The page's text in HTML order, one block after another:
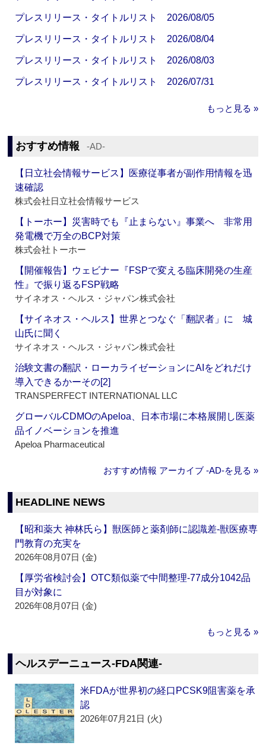
プレスリリース・タイトルリスト 2026/08/05
プレスリリース・タイトルリスト 2026/08/04
プレスリリース・タイトルリスト 2026/08/03
プレスリリース・タイトルリスト 2026/07/31
もっと見る »
おすすめ情報 ‐AD‐
【日立社会情報サービス】医療従事者が副作用情報を迅
速確認
株式会社日立社会情報サービス
【トーホー】災害時でも『止まらない』事業へ 非常用
発電機で万全のBCP対策
株式会社トーホー
【開催報告】ウェビナー『FSPで変える臨床開発の生産
性』で振り返るFSP戦略
サイネオス・ヘルス・ジャパン株式会社
【サイネオス・ヘルス】世界とつなぐ「翻訳者」に 城
山氏に聞く
サイネオス・ヘルス・ジャパン株式会社
治験文書の翻訳・ローカライゼーションにAIをどれだけ
導入できるかーその[2]
TRANSPERFECT INTERNATIONAL LLC
グローバルCDMOのApeloa、日本市場に本格展開し医薬
品イノベーションを推進
Apeloa Pharmaceutical
おすすめ情報 アーカイブ ‐AD‐を見る »
HEADLINE NEWS
【昭和薬大 神林氏ら】獣医師と薬剤師に認識差‐獣医療専
門教育の充実を
2026年08月07日 (金)
【厚労省検討会】OTC類似薬で中間整理‐77成分1042品
目が対象に
2026年08月07日 (金)
もっと見る »
ヘルスデーニュース‐FDA関連‐
米FDAが世界初の経口PCSK9阻害薬を承
認
2026年07月21日 (火)